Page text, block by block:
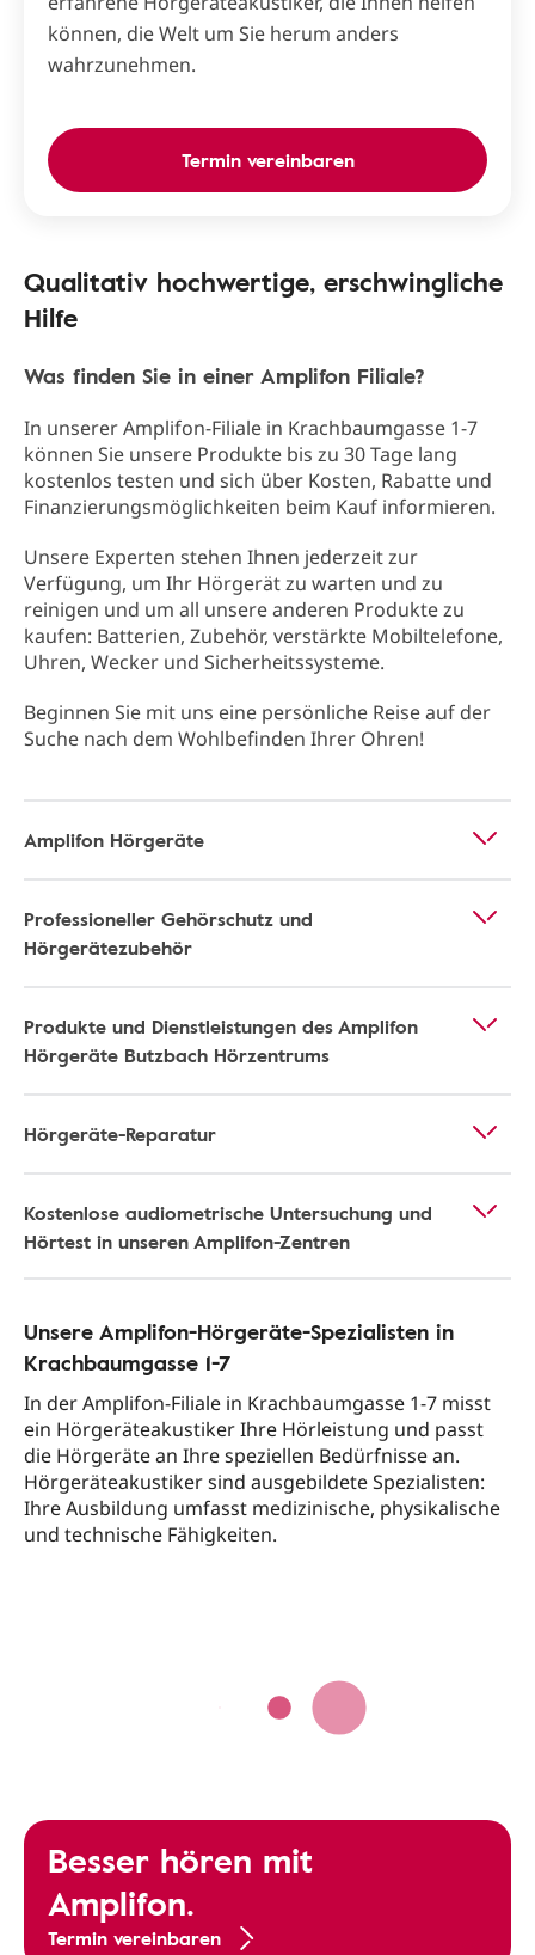
können, die Welt um Sie herum anders
wahrzunehmen.
Termin vereinbaren
Qualitativ hochwertige, erschwingliche
Hilfe
Was finden Sie in einer Amplifon Filiale?
In unserer Amplifon-Filiale in Krachbaumgasse 1-7
können Sie unsere Produkte bis zu 30 Tage lang
kostenlos testen und sich über Kosten, Rabatte und
Finanzierungsmöglichkeiten beim Kauf informieren.
Unsere Experten stehen Ihnen jederzeit zur
Verfügung, um Ihr Hörgerät zu warten und zu
reinigen und um all unsere anderen Produkte zu
kaufen: Batterien, Zubehör, verstärkte Mobiltelefone,
Uhren, Wecker und Sicherheitssysteme.
Beginnen Sie mit uns eine persönliche Reise auf der
Suche nach dem Wohlbefinden Ihrer Ohren!
Amplifon Hörgeräte
Professioneller Gehörschutz und
Hörgerätezubehör
Produkte und Dienstleistungen des Amplifon
Hörgeräte Butzbach Hörzentrums
Hörgeräte-Reparatur
Kostenlose audiometrische Untersuchung und
Hörtest in unseren Amplifon-Zentren
Unsere Amplifon-Hörgeräte-Spezialisten in
Krachbaumgasse 1-7
In der Amplifon-Filiale in Krachbaumgasse 1-7 misst
ein Hörgeräteakustiker Ihre Hörleistung und passt
die Hörgeräte an Ihre speziellen Bedürfnisse an.
Hörgeräteakustiker sind ausgebildete Spezialisten:
Ihre Ausbildung umfasst medizinische, physikalische
und technische Fähigkeiten.
Besser hören mit
Amplifon.
Termin vereinbaren